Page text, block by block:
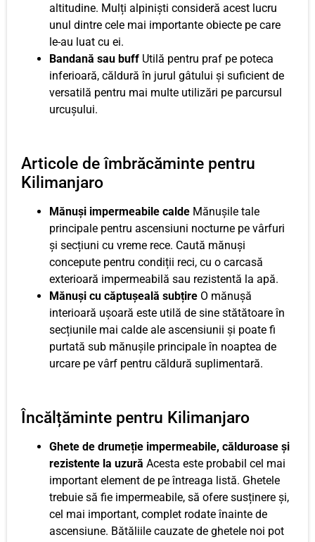
altitudine. Mulți alpiniști consideră acest lucru
unul dintre cele mai importante obiecte pe care
le-au luat cu ei.
Bandană sau buff Utilă pentru praf pe poteca
inferioară, căldură în jurul gâtului și suficient de
versatilă pentru mai multe utilizări pe parcursul
urcușului.
Articole de îmbrăcăminte pentru
Kilimanjaro
Mănuși impermeabile calde Mănușile tale
principale pentru ascensiuni nocturne pe vârfuri
și secțiuni cu vreme rece. Caută mănuși
concepute pentru condiții reci, cu o carcasă
exterioară impermeabilă sau rezistentă la apă.
Mănuși cu căptușeală subțire O mănușă
interioară ușoară este utilă de sine stătătoare în
secțiunile mai calde ale ascensiunii și poate fi
purtată sub mănușile principale în noaptea de
urcare pe vârf pentru căldură suplimentară.
Încălțăminte pentru Kilimanjaro
Ghete de drumeție impermeabile, călduroase și
rezistente la uzură Acesta este probabil cel mai
important element de pe întreaga listă. Ghetele
trebuie să fie impermeabile, să ofere susținere și,
cel mai important, complet rodate înainte de
ascensiune. Bătăliile cauzate de ghetele noi pot